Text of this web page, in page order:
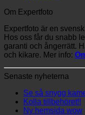
Om Expertfoto
Expertfoto är en
Hos oss får du snabb
garanti och ångerrätt.
och kikare. Mer info:
Senaste nyheterna
Se så snygg
Kolla tillbehöret!!
Ny hemsida wow